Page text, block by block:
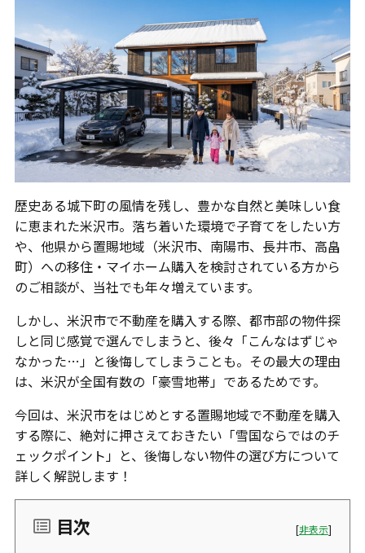
歴史ある城下町の風情を残し、豊かな自然と美味しい食
に恵まれた米沢市。落ち着いた環境で子育てをしたい方
や、他県から置賜地域（米沢市、南陽市、長井市、高畠
町）への移住・マイホーム購入を検討されている方から
のご相談が、当社でも年々増えています。
しかし、米沢市で不動産を購入する際、都市部の物件探
しと同じ感覚で選んでしまうと、後々「こんなはずじゃ
なかった…」と後悔してしまうことも。その最大の理由
は、米沢が全国有数の「豪雪地帯」であるためです。
今回は、米沢市をはじめとする置賜地域で不動産を購入
する際に、絶対に押さえておきたい「雪国ならではのチ
ェックポイント」と、後悔しない物件の選び方について
詳しく解説します！
目次 [非表示]